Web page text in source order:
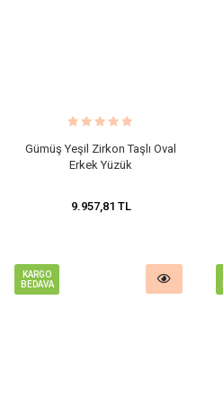
Gümüş Yeşil Zirkon Taşlı Oval
Erkek Yüzük
9.957,81 TL
KARGO
BEDAVA